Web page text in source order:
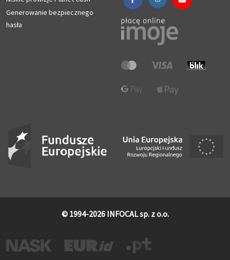
Generowanie bezpiecznego
hasła
© 1994-2026 INFOCAL sp. z o.o.